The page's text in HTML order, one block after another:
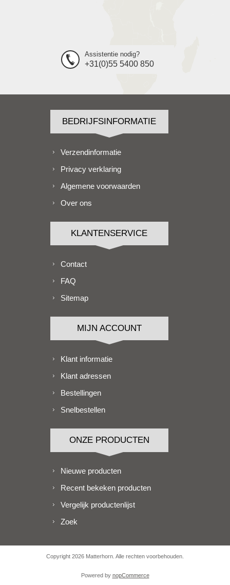
Assistentie nodig?
+31(0)55 5400 850
BEDRIJFSINFORMATIE
Verzendinformatie
Privacy verklaring
Algemene voorwaarden
Over ons
KLANTENSERVICE
Contact
FAQ
Sitemap
MIJN ACCOUNT
Klant informatie
Klant adressen
Bestellingen
Snelbestellen
ONZE PRODUCTEN
Nieuwe producten
Recent bekeken producten
Vergelijk productenlijst
Zoek
Copyright 2026 Matterhorn. Alle rechten voorbehouden.
Powered by nopCommerce